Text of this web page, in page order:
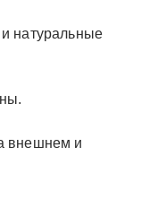
натуральные
внешнем и